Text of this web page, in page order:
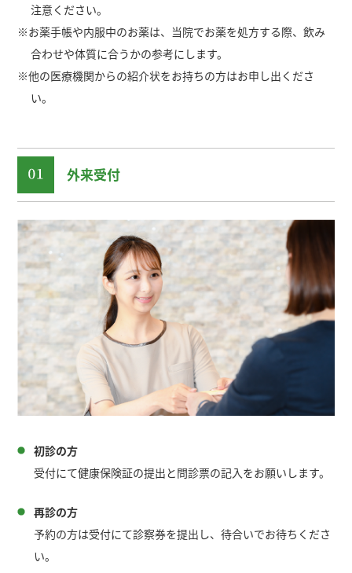
注意ください。
※お薬手帳や内服中のお薬は、当院でお薬を処方する際、飲み
合わせや体質に合うかの参考にします。
※他の医療機関からの紹介状をお持ちの方はお申し出くださ
い。
外来受付
初診の方
受付にて健康保険証の提出と問診票の記入をお願いします。
再診の方
予約の方は受付にて診察券を提出し、待合いでお待ちくださ
い。